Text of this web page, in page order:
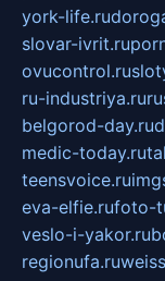
york-life.ru
slovar-ivrit.ru
ovucontrol.ru
ru-industriya.ru
belgorod-day.ru
medic-today.ru
teensvoice.ru
eva-elfie.rufoto-
veslo-i-yakor.ru
regionufa.ru